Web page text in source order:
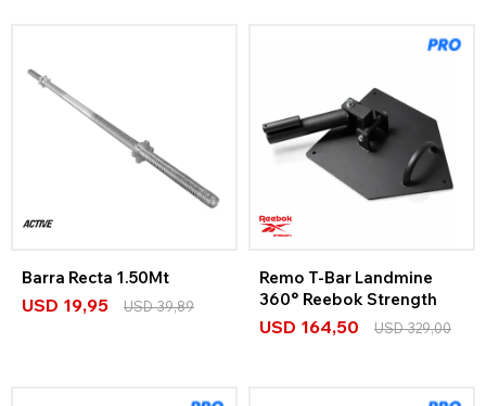
Barra Recta 1.50Mt
USD 19,95 USD39,89
Remo T-Bar Landmine
360° Reebok Strength
USD 164,50 USD329,00